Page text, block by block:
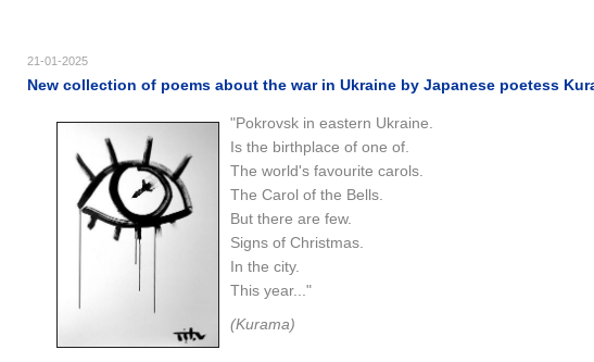
21-01-2025
New collection of poems about the war in Ukraine by Japanese poetess
"Pokrovsk in eastern Ukraine.
Is the birthplace of one of.
The world's favourite carols.
The Carol of the Bells.
But there are few.
Signs of Christmas.
In the city.
This year..."
(Kurama)